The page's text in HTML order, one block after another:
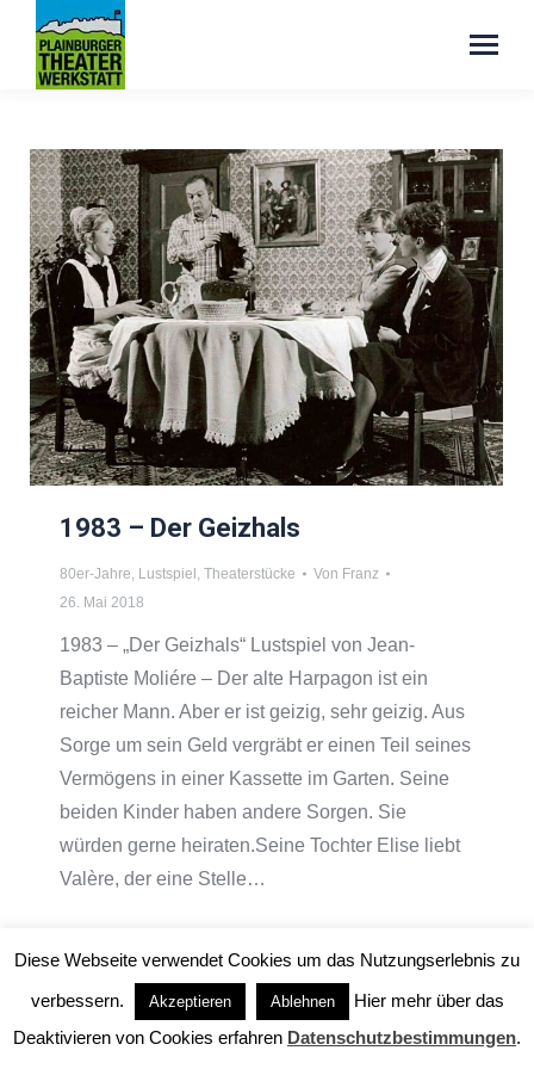
1983 – Der Geizhals
80er-Jahre Lustspiel Theaterstücke Von Franz
26. Mai 2018
1983 – „Der Geizhals“ Lustspiel von Jean-
Baptiste Moliére – Der alte Harpagon ist ein
reicher Mann. Aber er ist geizig, sehr geizig. Aus
Sorge um sein Geld vergräbt er einen Teil seines
Vermögens in einer Kassette im Garten. Seine
beiden Kinder haben andere Sorgen. Sie
würden gerne heiraten.Seine Tochter Elise liebt
Valère, der eine Stelle…
Diese Webseite verwendet Cookies um das Nutzungserlebnis zu
verbessern.
Akzeptieren Ablehnen
Hier mehr über das
Deaktivieren von Cookies erfahren Datenschutzbestimmungen.